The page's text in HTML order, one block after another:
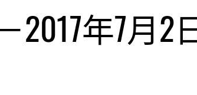
年7月2